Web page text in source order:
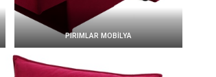
PIRIMLAR MOBİLYA